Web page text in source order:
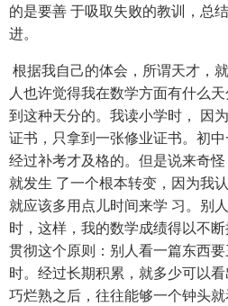
的是要善 于吸取失败的教训，总
进。
根据我自己的体会，所谓天才，
人也许觉得我在数学方面有什么
到这种天分的。我读小学时， 因
证书，只拿到一张修业证书。初
经过补考才及格的。但是说来奇
就发生 了一个根本转变，因为我
就应该多用点儿时间来学 习。别
时，这样，我的数学成绩得以
贯彻这个原则：别人看一篇东西
时。经过长期积累，就多少可以
巧烂熟之后，往往能够一个钟头